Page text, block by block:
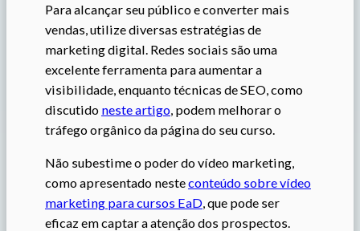
Para alcançar seu público e converter mais
vendas, utilize diversas estratégias de
marketing digital. Redes sociais são uma
excelente ferramenta para aumentar a
visibilidade, enquanto técnicas de SEO, como
discutido neste artigo , podem melhorar o
tráfego orgânico da página do seu curso.
Não subestime o poder do vídeo marketing,
como apresentado nesteconteúdo sobre vídeo
marketing para cursos EaD , que pode ser
eficaz em captar a atenção dos prospectos.